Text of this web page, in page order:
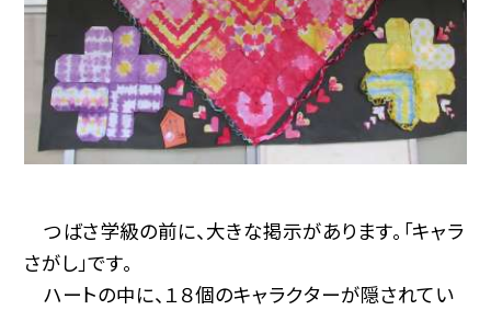
つばさ学級の前に、大きな掲示があります。「キャラ
さがし」です。
ハートの中に、１８個のキャラクターが隠されてい